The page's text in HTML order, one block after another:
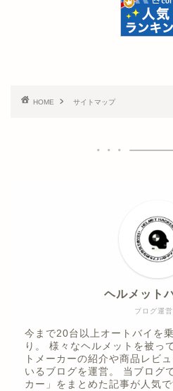
HOME サイトマップ
ブログ運
ヘルメット
今まで20台以上オートバイを
り。 様々なヘルメットを被っ
トメーカーの紹介や商品レビ
いるブログを運営。 当ブログ
カー」をまとめた記事が人気